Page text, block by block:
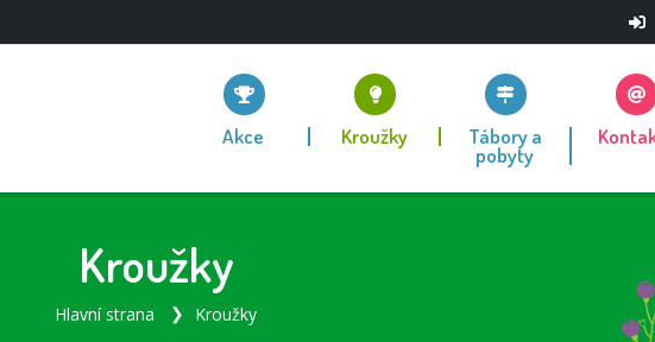
Akce Kroužky Tábory a
pobyty
Kroužky
Hlavní strana Kroužky